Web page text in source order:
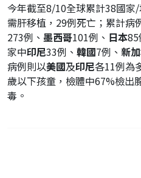
今年截至8/10全球累計38國家
需肝移植，29例死亡；累計病
273例、 墨西哥101例、 日本85
家中印尼33例、 韓國7例、 新
病例則以美國及印尼各11例為
歲以下孩童，檢體中67%檢出
毒。